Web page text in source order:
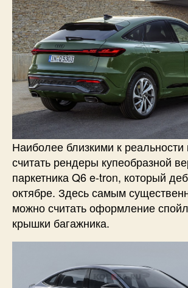
Наиболее близкими к
считать рендеры купеобразной
паркетника Q6 e-tron, который
октябре. Здесь самым
можно считать оформление
крышки багажника.